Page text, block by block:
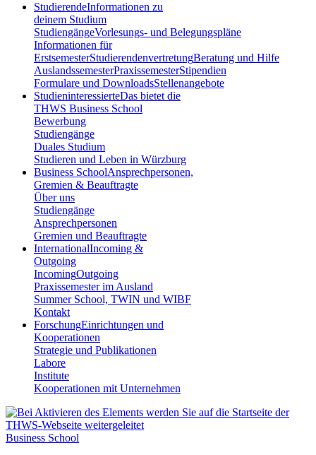
StudierendeInformationen zu
deinem Studium
StudiengängeVorlesungs- und Belegungspläne
Informationen für
ErstsemesterStudierendenvertretungBeratung und Hilfe
AuslandssemesterPraxissemesterStipendien
Formulare und DownloadsStellenangebote
StudieninteressierteDas bietet die
THWS Business School
Bewerbung
Studiengänge
Duales Studium
Studieren und Leben in Würzburg
Business SchoolAnsprechpersonen,
Gremien & Beauftragte
Über uns
Studiengänge
Ansprechpersonen
Gremien und Beauftragte
InternationalIncoming &
Outgoing
IncomingOutgoing
Praxissemester im Ausland
Summer School, TWIN und WIBF
Kontakt
ForschungEinrichtungen und
Kooperationen
Strategie und Publikationen
Labore
Institute
Kooperationen mit Unternehmen
Business School